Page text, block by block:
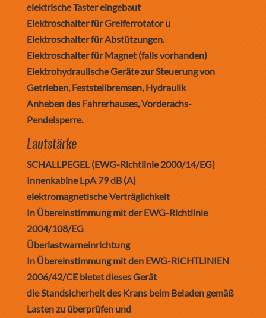
elektrische Taster eingebaut
Elektroschalter für Greiferrotator u
Elektroschalter für Abstützungen.
Elektroschalter für Magnet (falls vorhanden)
Elektrohydraulische Geräte zur Steuerung von
Getrieben, Feststellbremsen, Hydraulik
Anheben des Fahrerhauses, Vorderachs-
Pendelsperre.
Lautstärke
SCHALLPEGEL (EWG-Richtlinie 2000/14/EG)
Innenkabine LpA 79 dB (A)
elektromagnetische Verträglichkeit
In Übereinstimmung mit der EWG-Richtlinie
2004/108/EG
Überlastwarneinrichtung
In Übereinstimmung mit den EWG-RICHTLINIEN
2006/42/CE bietet dieses Gerät
die Standsicherheit des Krans beim Beladen gemäß
Lasten zu überprüfen und